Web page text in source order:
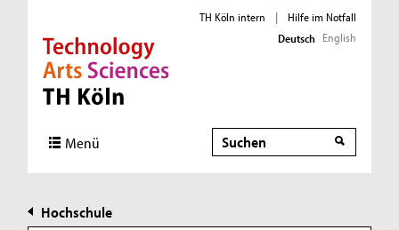
Direkt zur Hauptnavigation
Direkt zur Subnavigation
Direkt zum Inhalt
Direkt zum Fußbereich
TH Köln intern |
Hilfe im Notfall
Deutsch English
Menü Suche
Hochschule